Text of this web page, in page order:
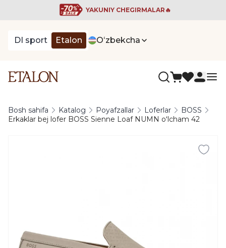
YAKUNIY CHEGIRMALAR🔥
DI sport Etalon Oʻzbekcha
Bosh sahifa Katalog Poyafzallar Loferlar
BOSS
Erkaklar bej lofer BOSS Sienne Loaf NUMN oʻlcham 42